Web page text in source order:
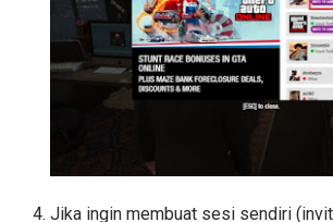
4. Jika ingin membuat sesi sendiri